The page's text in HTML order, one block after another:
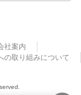
社案内
の取り組みについて